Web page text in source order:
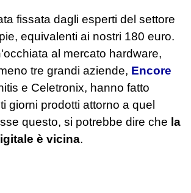
fissata dagli esperti del settore
equivalenti ai nostri 180 euro.
al mercato hardware,
tre grandi aziende, Encore
e Celetronix, hanno fatto
giorni prodotti attorno a quel
questo, si potrebbe dire che la
è vicina.